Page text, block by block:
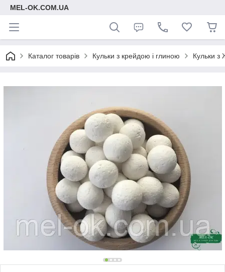
MEL-OK.COM.UA
Каталог товарів Кульки з крейдою і глиною Кульки з